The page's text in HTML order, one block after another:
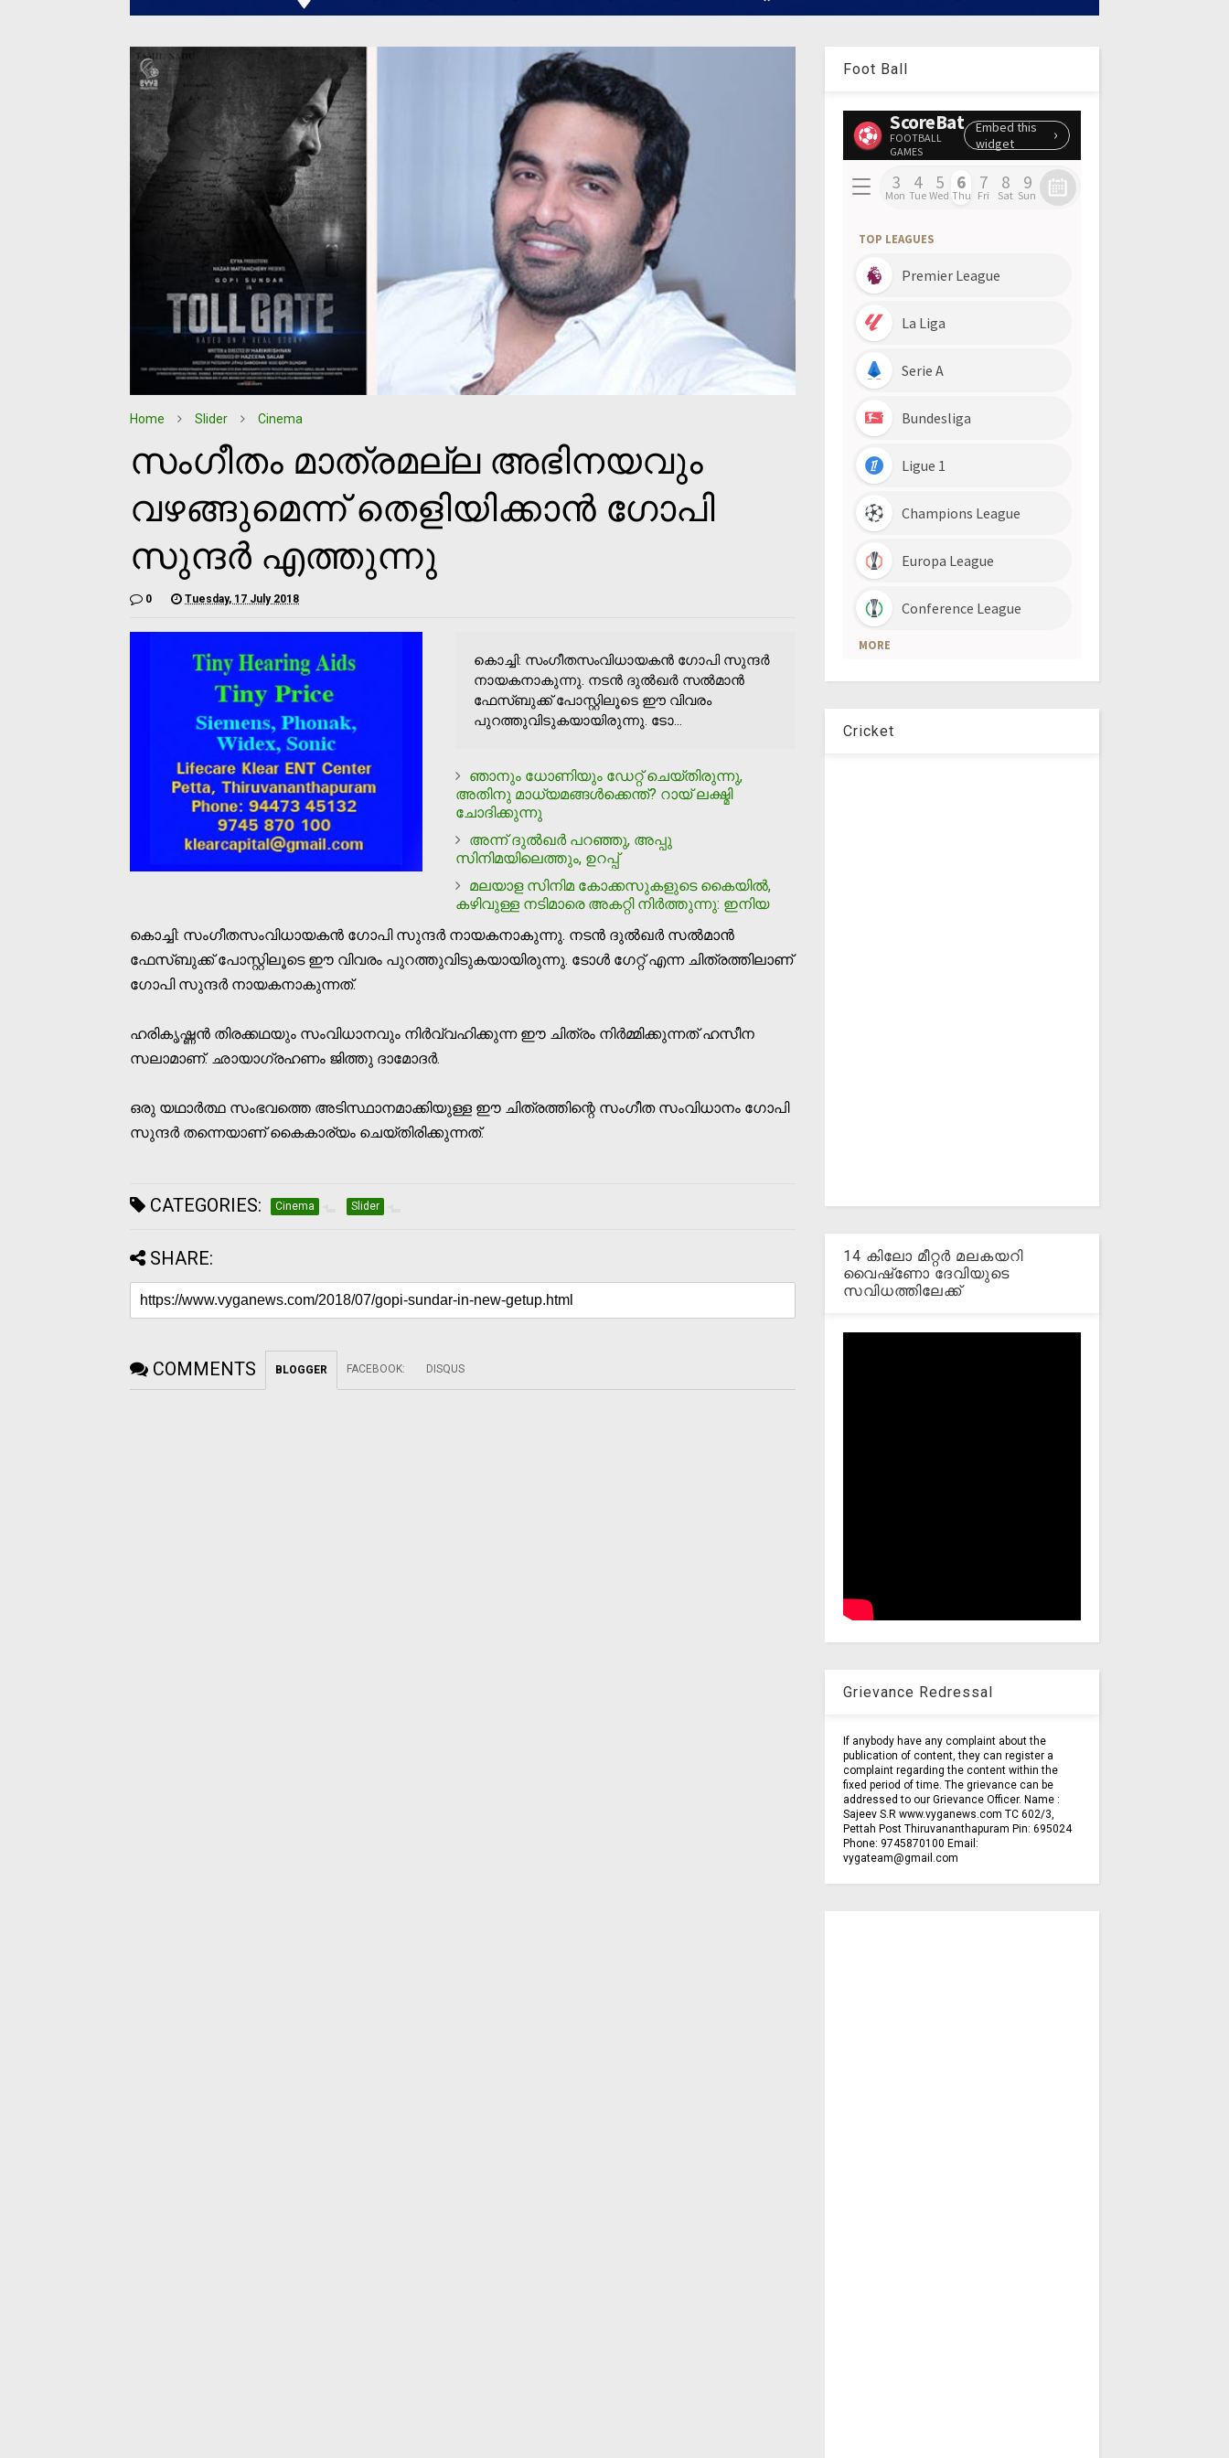
Home Slider Cinema
സംഗീതം മാത്രമല്ല അഭിനയവും
വഴങ്ങുമെന്ന് തെളിയിക്കാന്‍ ഗോപി
സുന്ദര്‍ എത്തുന്നു
0 Tuesday, 17 July 2018
കൊച്ചി: സംഗീതസംവിധായകന്‍ ഗോപി സുന്ദര്‍
നായകനാകുന്നു. നടന്‍ ദുല്‍ഖര്‍ സല്‍മാന്‍
ഫേസ്ബുക്ക് പോസ്റ്റിലൂടെ ഈ വിവരം
പുറത്തുവിടുകയായിരുന്നു. ടോ...
ഞാനും ധോണിയും ഡേറ്റ് ചെയ്തിരുന്നു,
അതിനു മാധ്യമങ്ങള്‍ക്കെന്ത്? റായ് ലക്ഷ്മി
ചോദിക്കുന്നു
അന്ന് ദുല്‍ഖര്‍ പറഞ്ഞു, അപ്പു
സിനിമയിലെത്തും, ഉറപ്പ്
മലയാള സിനിമ കോക്കസുകളുടെ കൈയില്‍,
കഴിവുള്ള നടിമാരെ അകറ്റി നിര്‍ത്തുന്നു: ഇനിയ
കൊച്ചി: സംഗീതസംവിധായകന്‍ ഗോപി സുന്ദര്‍ നായകനാകുന്നു. നടന്‍ ദുല്‍ഖര്‍ സല്‍മാന്‍
ഫേസ്ബുക്ക് പോസ്റ്റിലൂടെ ഈ വിവരം പുറത്തുവിടുകയായിരുന്നു. ടോള്‍ ഗേറ്റ് എന്ന ചിത്രത്തിലാണ്
ഗോപി സുന്ദര്‍ നായകനാകുന്നത്.
ഹരികൃഷ്ണന്‍ തിരക്കഥയും സംവിധാനവും നിര്‍വ്വഹിക്കുന്ന ഈ ചിത്രം നിര്‍മ്മിക്കുന്നത് ഹസീന
സലാമാണ്. ഛായാഗ്രഹണം ജിത്തു ദാമോദര്‍.
ഒരു യഥാര്‍ത്ഥ സംഭവത്തെ അടിസ്ഥാനമാക്കിയുള്ള ഈ ചിത്രത്തിന്റെ സംഗീത സംവിധാനം ഗോപി
സുന്ദര്‍ തന്നെയാണ് കൈകാര്യം ചെയ്തിരിക്കുന്നത്.
CATEGORIES: Cinema Slider
SHARE:
COMMENTS BLOGGER FACEBOOK: DISQUS
Foot Ball
Cricket
14 കിലോ മീറ്റര്‍ മലകയറി
വൈഷ്‌ണോ ദേവിയുടെ
സവിധത്തിലേക്ക്
Grievance Redressal
If anybody have any complaint about the
publication of content, they can register a
complaint regarding the content within the
fixed period of time. The grievance can be
addressed to our Grievance Officer. Name :
Sajeev S.R www.vyganews.com TC 602/3,
Pettah Post Thiruvananthapuram Pin: 695024
Phone: 9745870100 Email:
vygateam@gmail.com